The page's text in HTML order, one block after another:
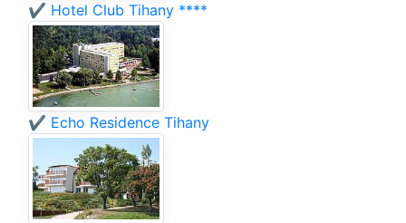
✔️ Hotel Club Tihany ****
✔️ Echo Residence Tihany